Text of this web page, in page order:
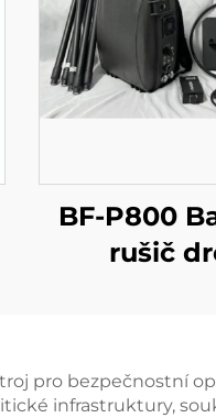
BF-P800
rušič
pro bezpečnostní
infrastruktury,